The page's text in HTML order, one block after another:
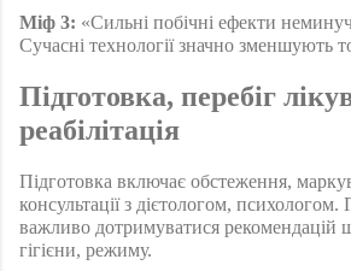
Міф 3: «Сильні побічні ефекти
Сучасні технології значно зменшують
Підготовка, перебіг
реабілітація
Підготовка включає обстеження,
консультації з дієтологом, психологом.
важливо дотримуватися рекомендацій
гігієни, режиму.